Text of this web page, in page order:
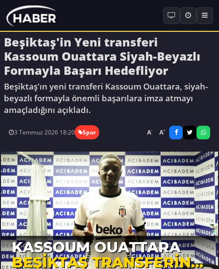
Beşiktaş'in Yeni transferi
Kassoum Ouattara Siyah-Beyazlı
Formayla Başarı Hedefliyor
Beşiktaş'ın yeni transferi Kassoum Ouattara, siyah-
beyazlı formayla önemli başarılara imza atmayı
amaçladığını açıkladı.
3 Temmuz 2026 18:20 Spor A- A+